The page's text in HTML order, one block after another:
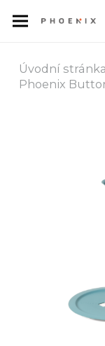
Úvodní stránka
Phoenix